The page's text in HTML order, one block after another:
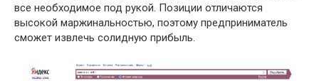
все необходимое под рукой. Позиции отличаются
высокой маржинальностью, поэтому предприниматель
сможет извлечь солидную прибыль.